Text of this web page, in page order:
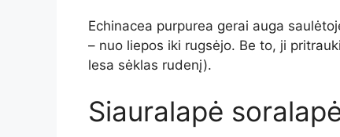
Echinacea purpurea gerai auga
– nuo liepos iki rugsėjo. Be to, ji
lesa sėklas rudenį).
Siauralapė